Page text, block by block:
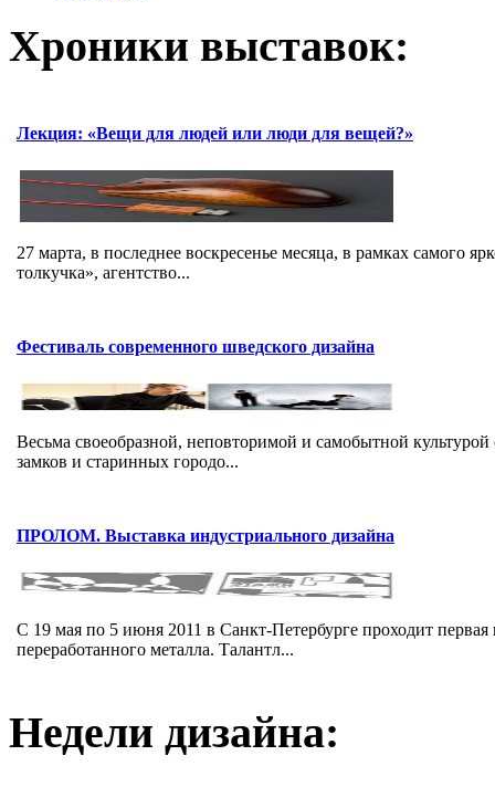
Хроники выставок:
Лекция: «Вещи для людей или люди для вещей?»
27 марта, в последнее воскресенье месяца, в рамках самого
толкучка», агентство...
Фестиваль современного шведского дизайна
Весьма своеобразной, неповторимой и самобытной
замков и старинных городо...
ПРОЛОМ. Выставка индустриального дизайна
С 19 мая по 5 июня 2011 в Санкт-Петербурге проходит
переработанного металла. Талантл...
Недели дизайна: